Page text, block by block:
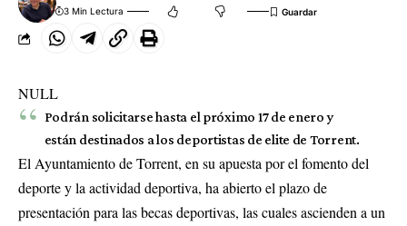
3 Min Lectura
NULL
Podrán solicitarse hasta el próximo 17 de enero y
están destinados a los deportistas de elite de Torrent.
El Ayuntamiento de Torrent, en su apuesta por el fomento del
deporte y la actividad deportiva, ha abierto el plazo de
presentación para las becas deportivas, las cuales ascienden a un